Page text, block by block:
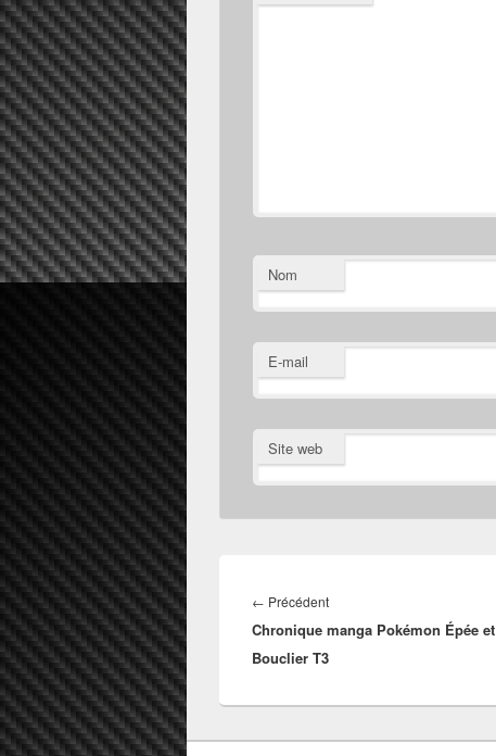
Nom
E-mail
Site web
de
l’article
← PrécédentArticle
précédent :
Chronique manga Pokémon Épée et
Bouclier T3